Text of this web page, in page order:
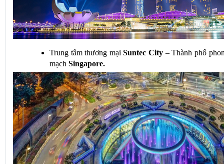
Trung tâm thương mại
mạch Singapore.